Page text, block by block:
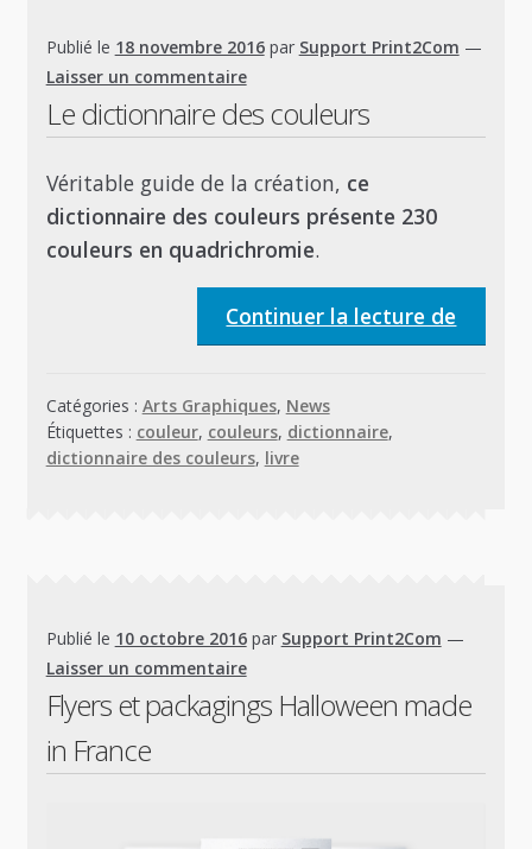
Publié le 18 novembre 2016 par Support Print2Com —
Laisser un commentaire
Le dictionnaire des couleurs
Véritable guide de la création, ce
dictionnaire des couleurs présente 230
couleurs en quadrichromie.
Continuer la lecture de
Catégories : Arts Graphiques, News
Étiquettes : couleur, couleurs, dictionnaire,
dictionnaire des couleurs, livre
Publié le 10 octobre 2016 par Support Print2Com —
Laisser un commentaire
Flyers et packagings Halloween made
in France